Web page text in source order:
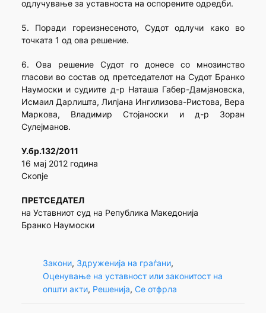
одлучување за уставноста на оспорените одредби.
5. Поради гореизнесеното, Судот одлучи како во
точката 1 од ова решение.
6. Ова решение Судот го донесе со мнозинство
гласови во состав од претседателот на Судот Бранко
Наумоски и судиите д-р Наташа Габер-Дамјановска,
Исмаил Дарлишта, Лилјана Ингилизова-Ристова, Вера
Маркова, Владимир Стојаноски и д-р Зоран
Сулејманов.
У.бр.132/2011
16 мај 2012 година
Скопје
ПРЕТСЕДАТЕЛ
на Уставниот суд на Република Македонија
Бранко Наумоски
Закони, Здруженија на граѓани
Оценување на уставност или законитост на
општи акти, Решенија, Се отфрла